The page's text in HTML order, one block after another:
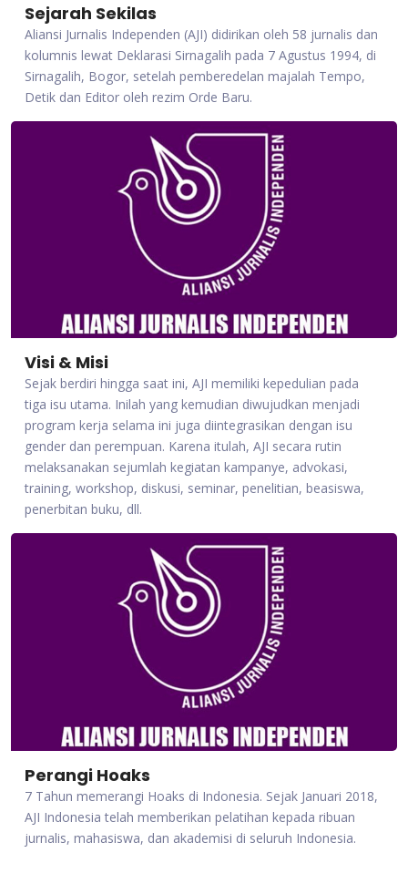
Sejarah Sekilas
Aliansi Jurnalis Independen (AJI) didirikan oleh 58 jurnalis dan
kolumnis lewat Deklarasi Sirnagalih pada 7 Agustus 1994, di
Sirnagalih, Bogor, setelah pemberedelan majalah Tempo,
Detik dan Editor oleh rezim Orde Baru.
Visi & Misi
Sejak berdiri hingga saat ini, AJI memiliki kepedulian pada
tiga isu utama. Inilah yang kemudian diwujudkan menjadi
program kerja selama ini juga diintegrasikan dengan isu
gender dan perempuan. Karena itulah, AJI secara rutin
melaksanakan sejumlah kegiatan kampanye, advokasi,
training, workshop, diskusi, seminar, penelitian, beasiswa,
penerbitan buku, dll.
Perangi Hoaks
7 Tahun memerangi Hoaks di Indonesia. Sejak Januari 2018,
AJI Indonesia telah memberikan pelatihan kepada ribuan
jurnalis, mahasiswa, dan akademisi di seluruh Indonesia.